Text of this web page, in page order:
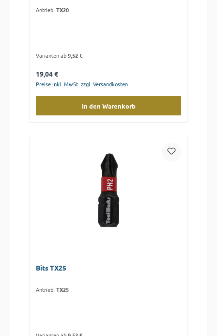
Antrieb: TX20
Varianten ab9,52 €
Regulärer Preis:
19,04 €
Preise inkl. MwSt. zzgl. Versandkosten
In den Warenkorb
Bits TX25
Antrieb: TX25